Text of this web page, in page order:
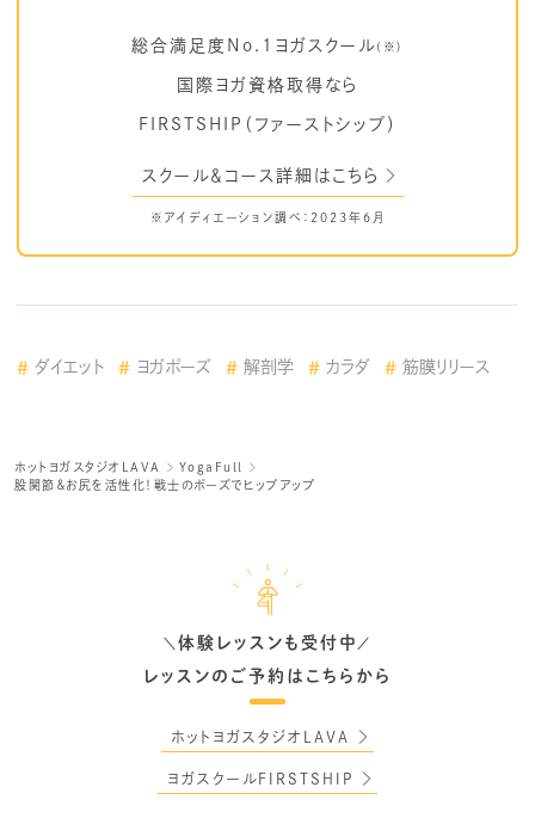
総合満足度No.1ヨガスクール (※)
国際ヨガ資格取得なら
FIRSTSHIP（ファーストシップ）
スクール＆コース詳細はこちら
※アイディエーション調べ：2023年6月
ダイエット ヨガポーズ 解剖学 カラダ 筋膜リリース
ホットヨガスタジオLAVA
YogaFull
股関節＆お尻を活性化！戦士のポーズでヒップアップ
＼ 体験レッスンも受付中 ／
レッスンのご予約はこちらから
ホットヨガスタジオLAVA
ヨガスクールFIRSTSHIP